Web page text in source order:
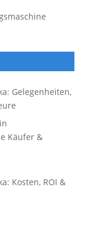
Gelegenheiten,
Käufer &
Kosten, ROI &